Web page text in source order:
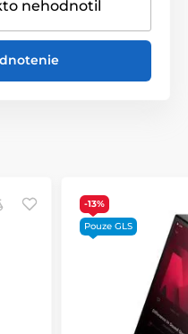
nehodnotil
-13%
Pouze GLS